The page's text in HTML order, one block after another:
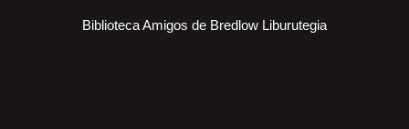
Biblioteca Amigos de Bredlow Liburutegia